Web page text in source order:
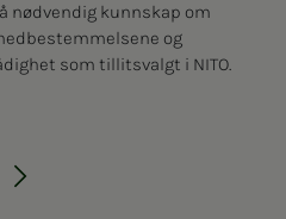
nødvendig kunnskap om
og
som tillitsvalgt i NITO.